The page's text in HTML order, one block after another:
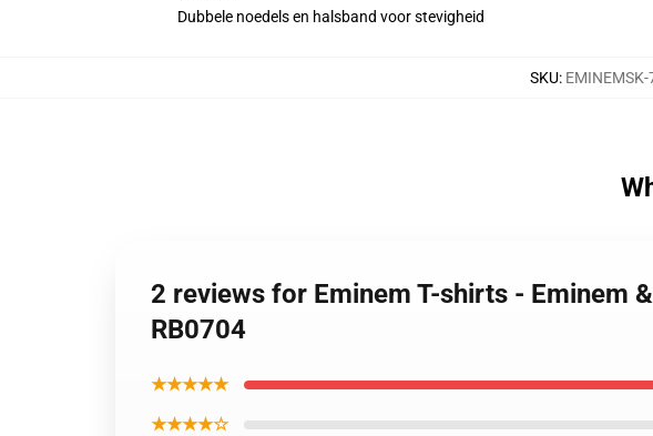
Dubbele noedels en halsband voor stevigheid
SKU: EMINEMSK-
2 reviews for Eminem T-shirts - Eminem
RB0704
★★★★★
★★★★☆